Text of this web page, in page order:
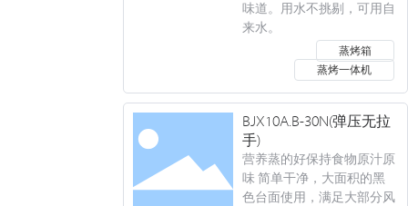
味道。用水不挑剔，可用自
来水。
蒸烤箱
蒸烤一体机
BJX10A.B-30N(弹压无拉
手)
营养蒸的好保持食物原汁原
味 简单干净，大面积的黑
色台面使用，满足大部分风